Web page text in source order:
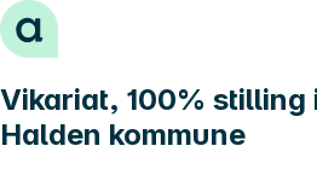
Hopp til innhold
Vikariat, 100% stilling
Halden kommune